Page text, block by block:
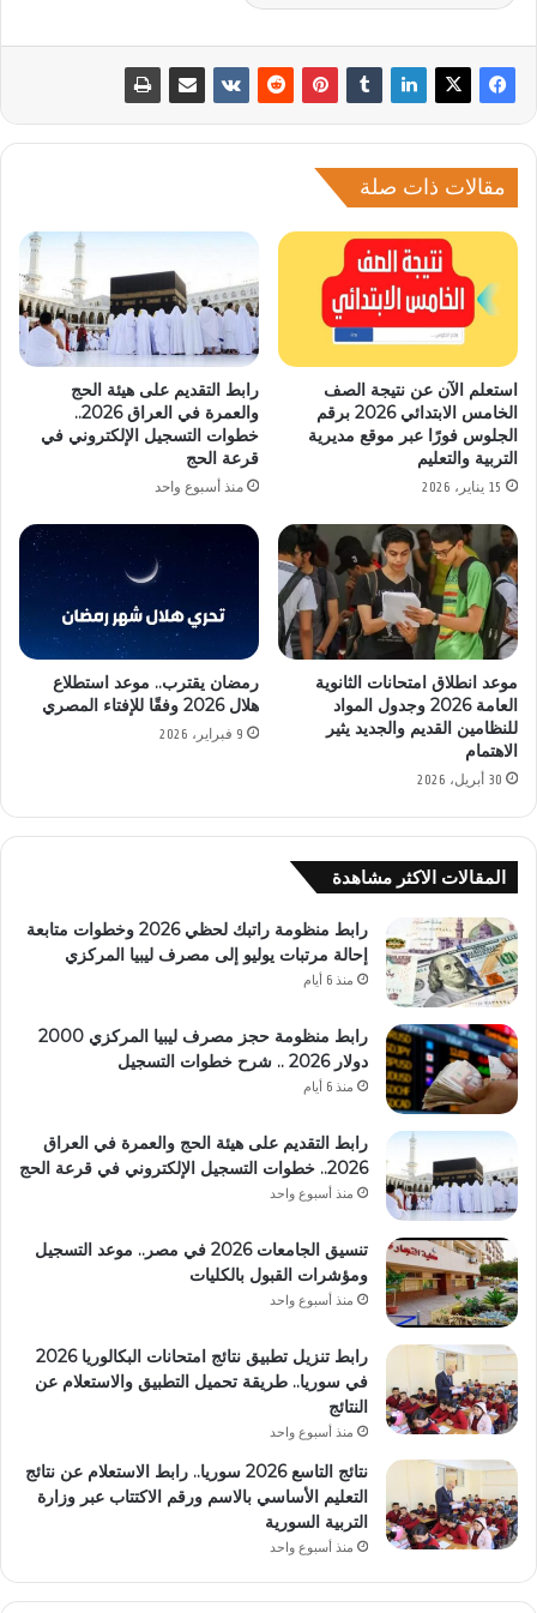
مقالات ذات صلة
استعلم الآن عن نتيجة الصف
الخامس الابتدائي 2026 برقم
الجلوس فورًا عبر موقع مديرية
التربية والتعليم
15 يناير، 2026
رابط التقديم على هيئة الحج
والعمرة في العراق 2026..
خطوات التسجيل الإلكتروني في
قرعة الحج
منذ أسبوع واحد
موعد انطلاق امتحانات الثانوية
العامة 2026 وجدول المواد
للنظامين القديم والجديد يثير
الاهتمام
30 أبريل، 2026
رمضان يقترب.. موعد استطلاع
هلال 2026 وفقًا للإفتاء المصري
9 فبراير، 2026
المقالات الاكثر مشاهدة
رابط منظومة راتبك لحظي 2026 وخطوات متابعة
إحالة مرتبات يوليو إلى مصرف ليبيا المركزي
منذ 6 أيام
رابط منظومة حجز مصرف ليبيا المركزي 2000
دولار 2026 .. شرح خطوات التسجيل
منذ 6 أيام
رابط التقديم على هيئة الحج والعمرة في العراق
2026.. خطوات التسجيل الإلكتروني في قرعة الحج
منذ أسبوع واحد
تنسيق الجامعات 2026 في مصر.. موعد التسجيل
ومؤشرات القبول بالكليات
منذ أسبوع واحد
رابط تنزيل تطبيق نتائج امتحانات البكالوريا 2026
في سوريا.. طريقة تحميل التطبيق والاستعلام عن
النتائج
منذ أسبوع واحد
نتائج التاسع 2026 سوريا.. رابط الاستعلام عن نتائج
التعليم الأساسي بالاسم ورقم الاكتتاب عبر وزارة
التربية السورية
منذ أسبوع واحد